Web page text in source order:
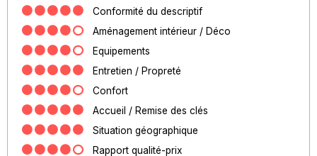
Conformité du descriptif
Aménagement intérieur / Déco
Equipements
Entretien / Propreté
Confort
Accueil / Remise des clés
Situation géographique
Rapport qualité-prix